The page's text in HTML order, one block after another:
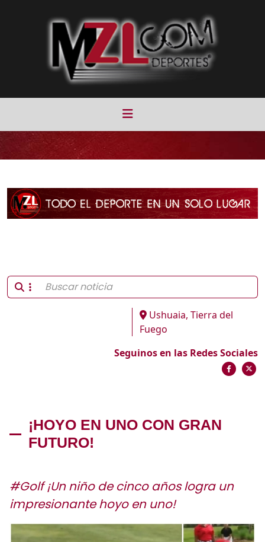
Ushuaia, Tierra del
Fuego
Seguinos en las Redes Sociales
¡HOYO EN UNO CON GRAN
FUTURO!
#Golf ¡Un niño de cinco años logra un
impresionante hoyo en uno!